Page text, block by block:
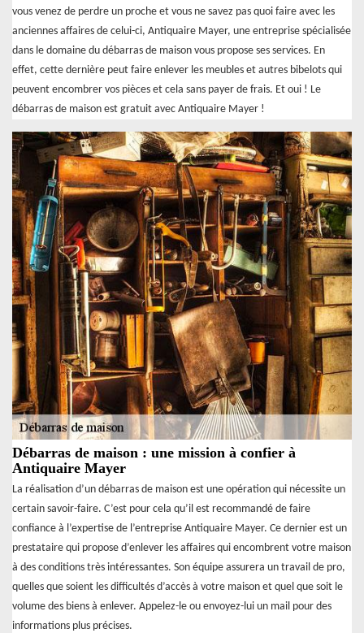
vous venez de perdre un proche et vous ne savez pas quoi faire avec les
anciennes affaires de celui-ci, Antiquaire Mayer, une entreprise spécialisée
dans le domaine du débarras de maison vous propose ses services. En
effet, cette dernière peut faire enlever les meubles et autres bibelots qui
peuvent encombrer vos pièces et cela sans payer de frais. Et oui ! Le
débarras de maison est gratuit avec Antiquaire Mayer !
Débarras de maison : une mission à confier à
Antiquaire Mayer
La réalisation d’un débarras de maison est une opération qui nécessite un
certain savoir-faire. C’est pour cela qu’il est recommandé de faire
confiance à l’expertise de l’entreprise Antiquaire Mayer. Ce dernier est un
prestataire qui propose d’enlever les affaires qui encombrent votre maison
à des conditions très intéressantes. Son équipe assurera un travail de pro,
quelles que soient les difficultés d’accès à votre maison et quel que soit le
volume des biens à enlever. Appelez-le ou envoyez-lui un mail pour des
informations plus précises.